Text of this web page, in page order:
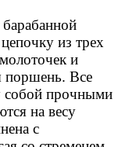
из трех
и
поршень. Все
собой прочными
на весу
с